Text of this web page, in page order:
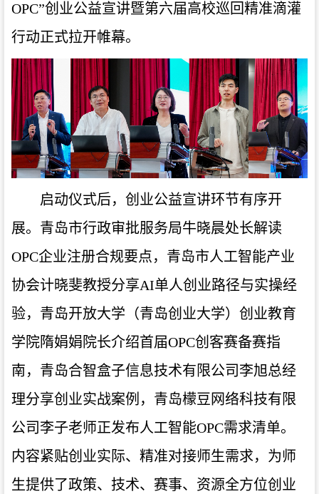
OPC”创业公益宣讲暨第六届高校巡回精准滴灌
行动正式拉开帷幕。
启动仪式后，创业公益宣讲环节有序开
展。青岛市行政审批服务局牛晓晨处长解读
OPC企业注册合规要点，青岛市人工智能产业
协会计晓斐教授分享AI单人创业路径与实操经
验，青岛开放大学（青岛创业大学）创业教育
学院隋娟娟院长介绍首届OPC创客赛备赛指
南，青岛合智盒子信息技术有限公司李旭总经
理分享创业实战案例，青岛檬豆网络科技有限
公司李子老师正发布人工智能OPC需求清单。
内容紧贴创业实际、精准对接师生需求，为师
生提供了政策、技术、赛事、资源全方位创业